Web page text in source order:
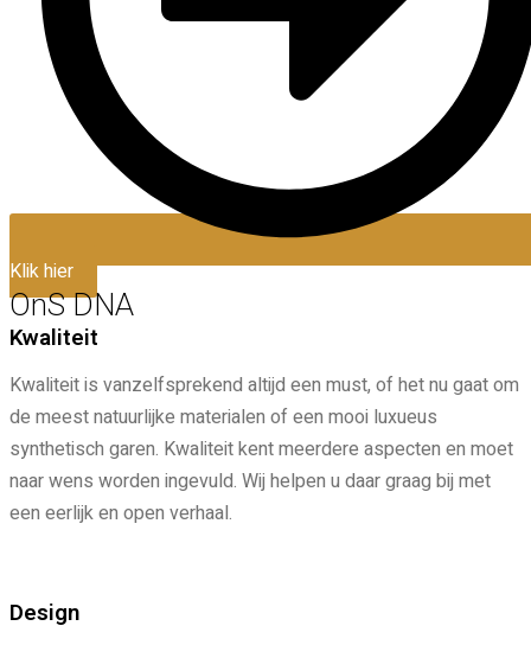
Klik hier
OnS DNA
Kwaliteit
Kwaliteit is vanzelfsprekend altijd een must, of het nu gaat om
de meest natuurlijke materialen of een mooi luxueus
synthetisch garen. Kwaliteit kent meerdere aspecten en moet
naar wens worden ingevuld. Wij helpen u daar graag bij met
een eerlijk en open verhaal.
Design